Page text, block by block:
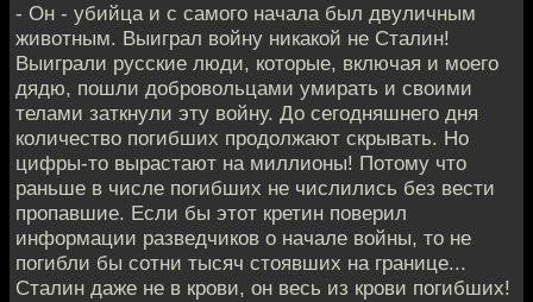
- Он - убийца и с самого начала был двуличным
животным. Выиграл войну никакой не Сталин!
Выиграли русские люди, которые, включая и моего
дядю, пошли добровольцами умирать и своими
телами заткнули эту войну. До сегодняшнего дня
количество погибших продолжают скрывать. Но
цифры-то вырастают на миллионы! Потому что
раньше в числе погибших не числились без вести
пропавшие. Если бы этот кретин поверил
информации разведчиков о начале войны, то не
погибли бы сотни тысяч стоявших на границе...
Сталин даже не в крови, он весь из крови погибших!